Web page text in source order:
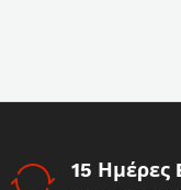
15 Ημέρες